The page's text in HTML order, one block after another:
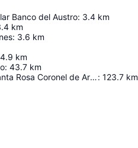
Banco del Austro: 3.4 km
km
: 3.6 km
4.9 km
: 43.7 km
Aeropuerto Internacional de Santa Rosa Coronel de Artillería Víctor Larrea: 123.7 km